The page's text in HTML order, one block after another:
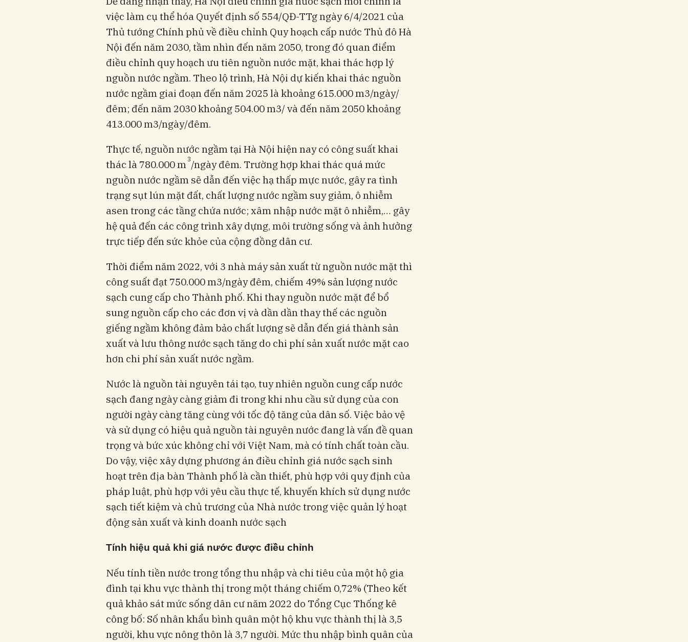
việc làm cụ thể hóa Quyết định số 554/QĐ-TTg ngày 6/4/2021 của
Thủ tướng Chính phủ về điều chỉnh Quy hoạch cấp nước Thủ đô Hà
Nội đến năm 2030, tầm nhìn đến năm 2050, trong đó quan điểm
điều chỉnh quy hoạch ưu tiên nguồn nước mặt, khai thác hợp lý
nguồn nước ngầm. Theo lộ trình, Hà Nội dự kiến khai thác nguồn
nước ngầm giai đoạn đến năm 2025 là khoảng 615.000 m3/ngày/
đêm; đến năm 2030 khoảng 504.00 m3/ và đến năm 2050 khoảng
413.000 m3/ngày/đêm.
Thực tế, nguồn nước ngầm tại Hà Nội hiện nay có công suất khai
thác là 780.000 m3/ngày đêm. Trường hợp khai thác quá mức
nguồn nước ngầm sẽ dẫn đến việc hạ thấp mực nước, gây ra tình
trạng sụt lún mặt đất, chất lượng nước ngầm suy giảm, ô nhiễm
asen trong các tầng chứa nước; xâm nhập nước mặt ô nhiễm,… gây
hệ quả đến các công trình xây dựng, môi trường sống và ảnh hưởng
trực tiếp đến sức khỏe của cộng đồng dân cư.
Thời điểm năm 2022, với 3 nhà máy sản xuất từ nguồn nước mặt thì
công suất đạt 750.000 m3/ngày đêm, chiếm 49% sản lượng nước
sạch cung cấp cho Thành phố. Khi thay nguồn nước mặt để bổ
sung nguồn cấp cho các đơn vị và dần dần thay thế các nguồn
giếng ngầm không đảm bảo chất lượng sẽ dẫn đến giá thành sản
xuất và lưu thông nước sạch tăng do chi phí sản xuất nước mặt cao
hơn chi phí sản xuất nước ngầm.
Nước là nguồn tài nguyên tái tạo, tuy nhiên nguồn cung cấp nước
sạch đang ngày càng giảm đi trong khi nhu cầu sử dụng của con
người ngày càng tăng cùng với tốc độ tăng của dân số. Việc bảo vệ
và sử dụng có hiệu quả nguồn tài nguyên nước đang là vấn đề quan
trọng và bức xúc không chỉ với Việt Nam, mà có tính chất toàn cầu.
Do vậy, việc xây dựng phương án điều chỉnh giá nước sạch sinh
hoạt trên địa bàn Thành phố là cần thiết, phù hợp với quy định của
pháp luật, phù hợp với yêu cầu thực tế, khuyến khích sử dụng nước
sạch tiết kiệm và chủ trương của Nhà nước trong việc quản lý hoạt
động sản xuất và kinh doanh nước sạch
Tính hiệu quả khi giá nước được điều chỉnh
Nếu tính tiền nước trong tổng thu nhập và chi tiêu của một hộ gia
đình tại khu vực thành thị trong một tháng chiếm 0,72% (Theo kết
quả khảo sát mức sống dân cư năm 2022 do Tổng Cục Thống kê
công bố: Số nhân khẩu bình quân một hộ khu vực thành thị là 3,5
người, khu vực nông thôn là 3,7 người. Mức thu nhập bình quân của